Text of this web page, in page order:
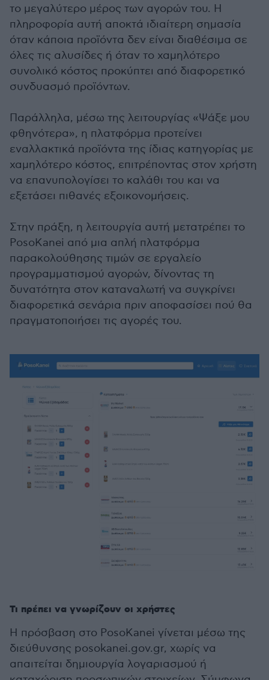
το μεγαλύτερο μέρος των αγορών του. Η
πληροφορία αυτή αποκτά ιδιαίτερη σημασία
όταν κάποια προϊόντα δεν είναι διαθέσιμα σε
όλες τις αλυσίδες ή όταν το χαμηλότερο
συνολικό κόστος προκύπτει από διαφορετικό
συνδυασμό προϊόντων.
Παράλληλα, μέσω της λειτουργίας «Ψάξε μου
φθηνότερα», η πλατφόρμα προτείνει
εναλλακτικά προϊόντα της ίδιας κατηγορίας με
χαμηλότερο κόστος, επιτρέποντας στον χρήστη
να επανυπολογίσει το καλάθι του και να
εξετάσει πιθανές εξοικονομήσεις.
Στην πράξη, η λειτουργία αυτή μετατρέπει το
PosoKanei από μια απλή πλατφόρμα
παρακολούθησης τιμών σε εργαλείο
προγραμματισμού αγορών, δίνοντας τη
δυνατότητα στον καταναλωτή να συγκρίνει
διαφορετικά σενάρια πριν αποφασίσει πού θα
πραγματοποιήσει τις αγορές του.
Τι πρέπει να γνωρίζουν οι χρήστες
Η πρόσβαση στο PosoKanei γίνεται μέσω της
διεύθυνσης posokanei.gov.gr, χωρίς να
απαιτείται δημιουργία λογαριασμού ή